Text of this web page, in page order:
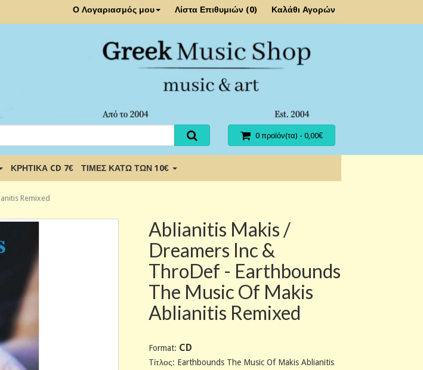
Ο Λογαριασμός μου Λίστα Επιθυμιών (0) Καλάθι Αγορών
0 προϊόν(τα) - 0,00€
ΚΡΗΤΙΚΑ CD 7€ ΤΙΜΕΣ ΚΑΤΩ ΤΩΝ 10€
Remixed
Ablianitis Makis /
Dreamers Inc &
ThroDef - Earthbounds
The Music Of Makis
Ablianitis Remixed
Format: CD
Tίτλος: Earthbounds The Music Of Makis Ablianitis